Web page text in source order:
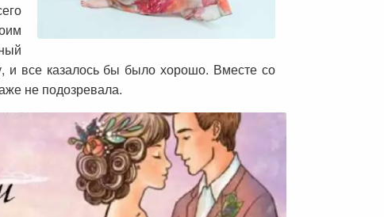
и все казалось бы было хорошо. Вместе со
не подозревала.